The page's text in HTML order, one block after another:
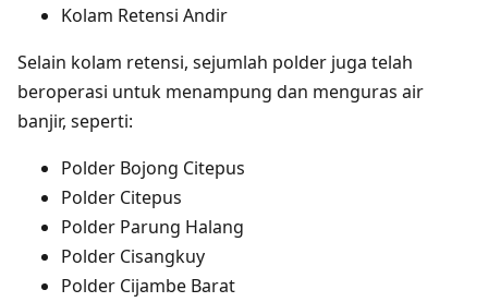
Kolam Retensi Andir
Selain kolam retensi, sejumlah polder juga telah
beroperasi untuk menampung dan menguras air
banjir, seperti:
Polder Bojong Citepus
Polder Citepus
Polder Parung Halang
Polder Cisangkuy
Polder Cijambe Barat